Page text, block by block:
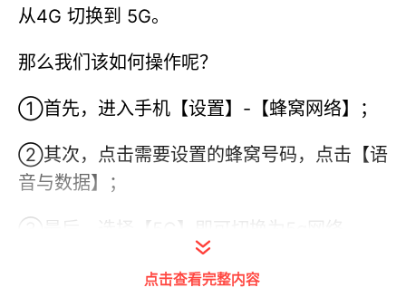
从4G 切换到 5G。
那么我们该如何操作呢？
①首先，进入手机【设置】-【蜂窝网络】；
②其次，点击需要设置的蜂窝号码，点击【语
音与数据】；
点击查看完整内容